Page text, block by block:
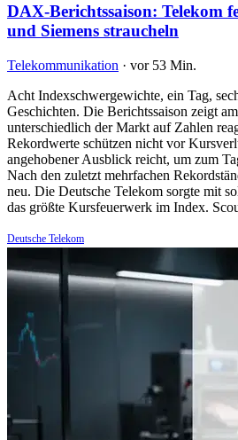
DAX-Berichtssaison: Telekom
und Siemens straucheln
Telekommunikation · vor 53 Min.
Acht Indexschwergewichte, ein Tag,
Geschichten. Die Berichtssaison zeigt
unterschiedlich der Markt auf Zahlen
Rekordwerte schützen nicht vor
angehobener Ausblick reicht, um zum
Nach den zuletzt mehrfachen
neu. Die Deutsche Telekom sorgte mit
das größte Kursfeuerwerk im Index.
Deutsche Telekom